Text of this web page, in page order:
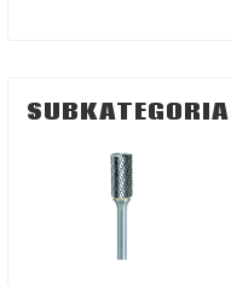
SUBKATEGORIA